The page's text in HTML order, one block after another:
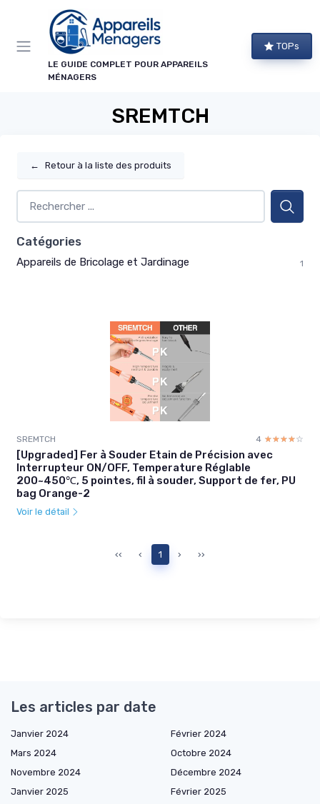
LE GUIDE COMPLET POUR APPAREILS
MÉNAGERS
TOPs
SREMTCH
← Retour à la liste des produits
Catégories
Appareils de Bricolage et Jardinage 1
SREMTCH 4 ☆☆☆☆☆
★★★★★
[Upgraded] Fer à Souder Etain de Précision avec
Interrupteur ON/OFF, Temperature Réglable
200~450℃, 5 pointes, fil à souder, Support de fer, PU
bag Orange-2
Voir le détail
‹‹ ‹ 1 › ››
Les articles par date
Janvier 2024
Février 2024
Mars 2024
Octobre 2024
Novembre 2024
Décembre 2024
Janvier 2025
Février 2025
Panneau de gestion des cookies